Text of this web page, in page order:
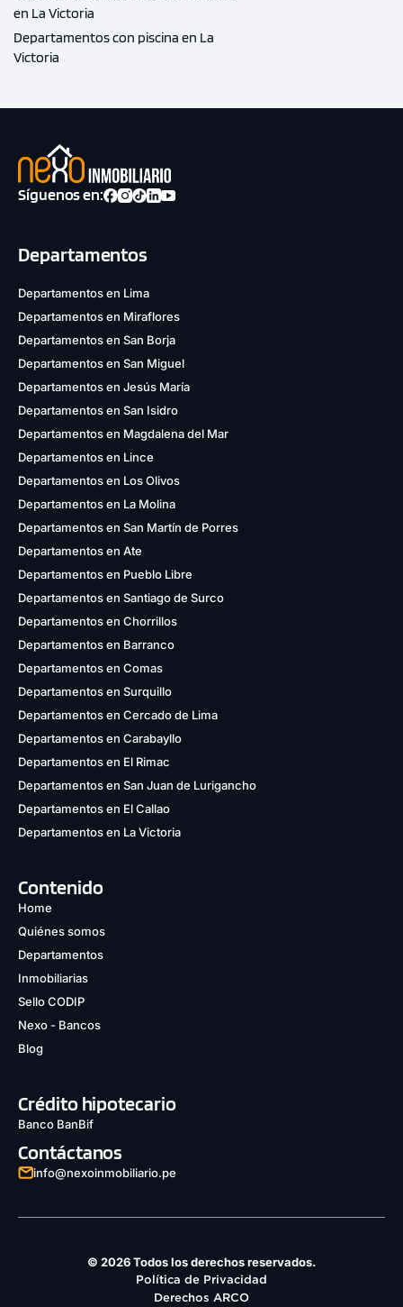
en La Victoria
Departamentos con piscina en La
Victoria
Síguenos en:
Departamentos
Departamentos en Lima
Departamentos en Miraflores
Departamentos en San Borja
Departamentos en San Miguel
Departamentos en Jesús María
Departamentos en San Isidro
Departamentos en Magdalena del Mar
Departamentos en Lince
Departamentos en Los Olivos
Departamentos en La Molina
Departamentos en San Martín de Porres
Departamentos en Ate
Departamentos en Pueblo Libre
Departamentos en Santiago de Surco
Departamentos en Chorrillos
Departamentos en Barranco
Departamentos en Comas
Departamentos en Surquillo
Departamentos en Cercado de Lima
Departamentos en Carabayllo
Departamentos en El Rimac
Departamentos en San Juan de Lurigancho
Departamentos en El Callao
Departamentos en La Victoria
Contenido
Home
Quiénes somos
Departamentos
Inmobiliarias
Sello CODIP
Nexo - Bancos
Blog
Crédito hipotecario
Banco BanBif
Contáctanos
info@nexoinmobiliario.pe
© 2026 Todos los derechos reservados.
Política de Privacidad
Derechos ARCO